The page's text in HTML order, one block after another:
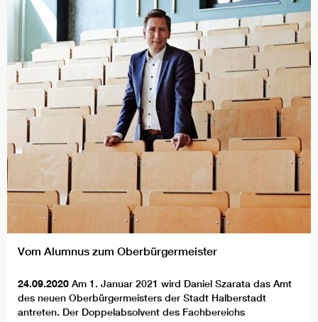
Vom Alumnus zum Oberbürgermeister
24.09.2020 Am 1. Januar 2021 wird Daniel Szarata das Amt
des neuen Oberbürgermeisters der Stadt Halberstadt
antreten. Der Doppelabsolvent des Fachbereichs